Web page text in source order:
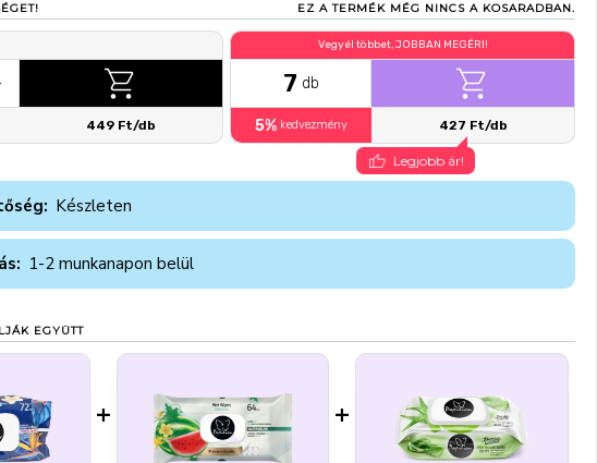
EZ A TERMÉK MÉG NINCS A KOSARADBAN.
449 Ft/db
Vegyél többet, JOBBAN MEGÉRI!
7 db
5% kedvezmény 427 Ft/db
Legjobb ár!
Készleten
1-2 munkanapon belül
EGYÜTT
+ +